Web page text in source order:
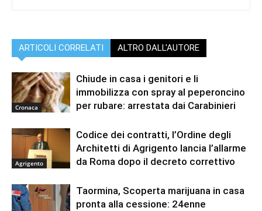
ARTICOLI CORRELATI ALTRO DALL'AUTORE
Cronaca
Chiude in casa i genitori e li
immobilizza con spray al peperoncino
per rubare: arrestata dai Carabinieri
Agrigento
Codice dei contratti, l’Ordine degli
Architetti di Agrigento lancia l’allarme
da Roma dopo il decreto correttivo
Taormina, Scoperta marijuana in casa
pronta alla cessione: 24enne